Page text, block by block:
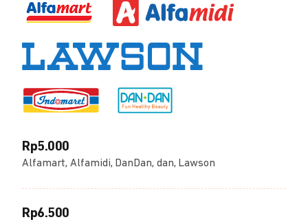
Rp5.000
Alfamart, Alfamidi, DanDan, dan, Lawson
Rp6.500